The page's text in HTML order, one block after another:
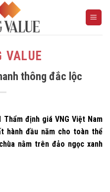
VALUE
thông đắc lộc
định giá VNG Việt Nam
hành đầu năm cho toàn thể
nằm trên đảo ngọc xanh